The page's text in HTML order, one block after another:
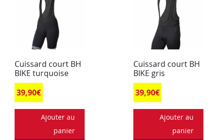
Cuissard court BH
BIKE turquoise
39,90€
Ajouter au
panier
Cuissard court BH
BIKE gris
39,90€
Ajouter au
panier